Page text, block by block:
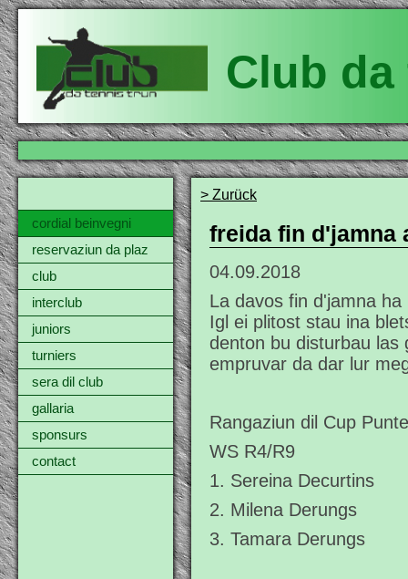
Club
cordial beinvegni
reservaziun da plaz
club
interclub
juniors
turniers
sera dil club
gallaria
sponsurs
contact
> Zurück
freida fin d'jamna
04.09.2018
La davos fin d'jamna
Igl ei plitost stau ina
denton bu disturbau las
empruvar da dar lur
Rangaziun dil Cup
WS R4/R9
1. Sereina Decurtins
2. Milena Derungs
3. Tamara Derungs